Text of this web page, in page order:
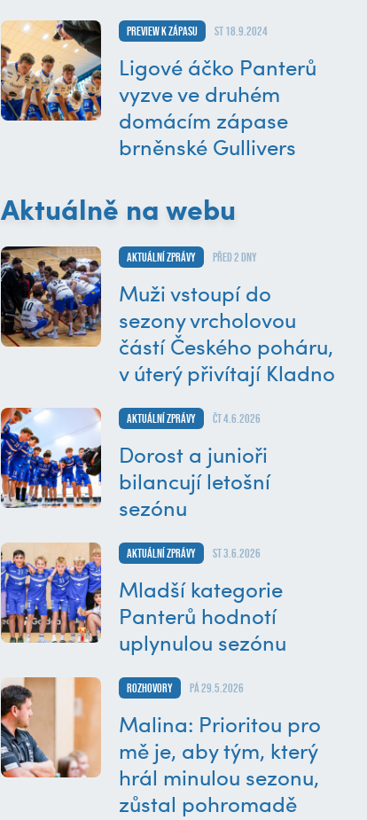
Preview k zápasu st 18.9.2024
Ligové áčko Panterů
vyzve ve druhém
domácím zápase
brněnské Gullivers
Aktuálně na webu
Aktuální zprávy před 2 dny
Muži vstoupí do
sezony vrcholovou
částí Českého poháru,
v úterý přivítají Kladno
Aktuální zprávy čt 4.6.2026
Dorost a junioři
bilancují letošní
sezónu
Aktuální zprávy st 3.6.2026
Mladší kategorie
Panterů hodnotí
uplynulou sezónu
Rozhovory pá 29.5.2026
Malina: Prioritou pro
mě je, aby tým, který
hrál minulou sezonu,
zůstal pohromadě